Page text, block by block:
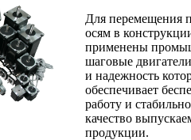
Для перемещения
осям в
применены
шаговые
и надежность
обеспечивает
работу и
качество
продукции.